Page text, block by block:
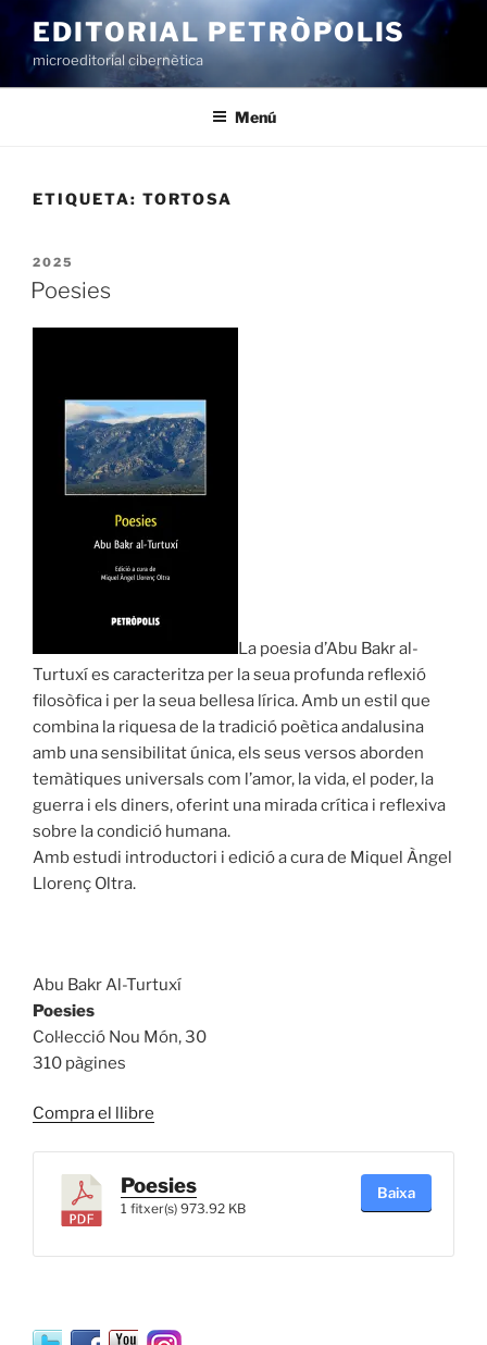
contingut
EDITORIAL PETRÒPOLIS
microeditorial cibernètica
Menú
ETIQUETA: TORTOSA
PUBLICAT
A
2025
Poesies
La poesia d’Abu Bakr al-
Turtuxí es caracteritza per la seua profunda reflexió
filosòfica i per la seua bellesa lírica. Amb un estil que
combina la riquesa de la tradició poètica andalusina
amb una sensibilitat única, els seus versos aborden
temàtiques universals com l’amor, la vida, el poder, la
guerra i els diners, oferint una mirada crítica i reflexiva
sobre la condició humana.
Amb estudi introductori i edició a cura de Miquel Àngel
Llorenç Oltra.
Abu Bakr Al-Turtuxí
Poesies
Col·lecció Nou Món, 30
310 pàgines
Compra el llibre
Poesies
1 fitxer(s) 973.92 KB
Baixa